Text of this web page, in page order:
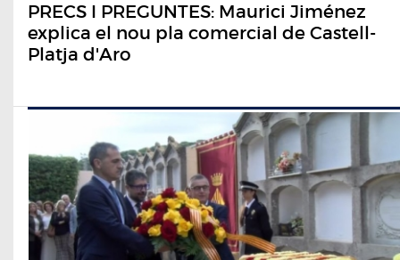
PRECS I PREGUNTES: Maurici Jiménez
explica el nou pla comercial de Castell-
Platja d'Aro